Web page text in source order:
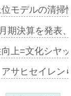
位モデルの清
期決算を発表
向上=文化シヤ
サヒセイレ